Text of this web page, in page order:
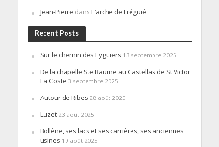
Jean-Pierre dans L’arche de Fréguié
Recent Posts
Sur le chemin des Eyguiers 13 septembre 2025
De la chapelle Ste Baume au Castellas de St Victor
La Coste 3 septembre 2025
Autour de Ribes 28 août 2025
Luzet 23 août 2025
Bollène, ses lacs et ses carrières, ses anciennes
usines 19 août 2025